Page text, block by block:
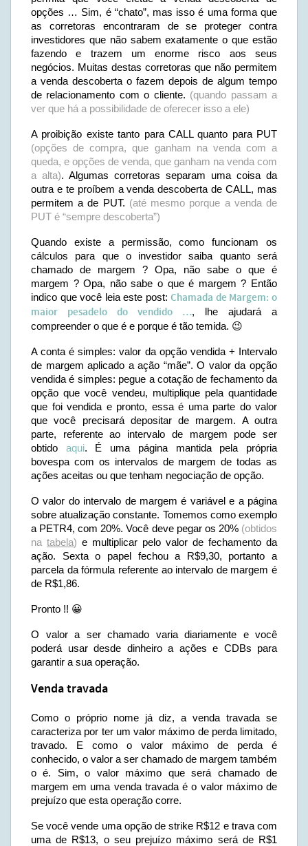
opções … Sim, é “chato”, mas isso é uma forma que
as corretoras encontraram de se proteger contra
investidores que não sabem exatamente o que estão
fazendo e trazem um enorme risco aos seus
negócios. Muitas destas corretoras que não permitem
a venda descoberta o fazem depois de algum tempo
de relacionamento com o cliente. (quando passam a
ver que há a possibilidade de oferecer isso a ele)
A proibição existe tanto para CALL quanto para PUT
(opções de compra, que ganham na venda com a
queda, e opções de venda, que ganham na venda com
a alta). Algumas corretoras separam uma coisa da
outra e te proíbem a venda descoberta de CALL, mas
permitem a de PUT. (até mesmo porque a venda de
PUT é “sempre descoberta”)
Quando existe a permissão, como funcionam os
cálculos para que o investidor saiba quanto será
chamado de margem ? Opa, não sabe o que é
margem ? Opa, não sabe o que é margem ? Então
indico que você leia este post:Chamada de Margem: o
maior pesadelo do vendido …, lhe ajudará a
compreender o que é e porque é tão temida. 😉
A conta é simples: valor da opção vendida + Intervalo
de margem aplicado a ação “mãe”. O valor da opção
vendida é simples: pegue a cotação de fechamento da
opção que você vendeu, multiplique pela quantidade
que foi vendida e pronto, essa é uma parte do valor
que você precisará depositar de margem. A outra
parte, referente ao intervalo de margem pode ser
obtido aqui. É uma página mantida pela própria
bovespa com os intervalos de margem de todas as
ações aceitas ou que tenham negociação de opção.
O valor do intervalo de margem é variável e a página
sobre atualização constante. Tomemos como exemplo
a PETR4, com 20%. Você deve pegar os 20% (obtidos
na tabela) e multiplicar pelo valor de fechamento da
ação. Sexta o papel fechou a R$9,30, portanto a
parcela da fórmula referente ao intervalo de margem é
de R$1,86.
Pronto !! 😀
O valor a ser chamado varia diariamente e você
poderá usar desde dinheiro a ações e CDBs para
garantir a sua operação.
Venda travada
Como o próprio nome já diz, a venda travada se
caracteriza por ter um valor máximo de perda limitado,
travado. E como o valor máximo de perda é
conhecido, o valor a ser chamado de margem também
o é. Sim, o valor máximo que será chamado de
margem em uma venda travada é o valor máximo de
prejuízo que esta operação corre.
Se você vende uma opção de strike R$12 e trava com
uma de R$13, o seu prejuízo máximo será de R$1